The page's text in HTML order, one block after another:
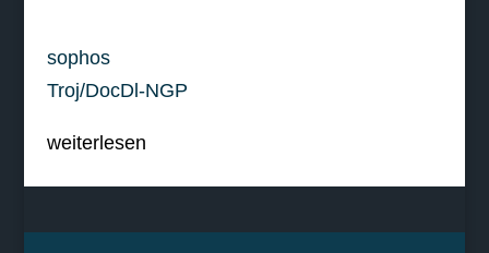
sophos
Troj/DocDl-NGP
weiterlesen